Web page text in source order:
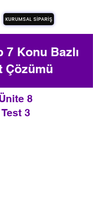
KURUMSAL SİPARİŞ
7 Konu Bazlı
Çözümü
8
Test 3